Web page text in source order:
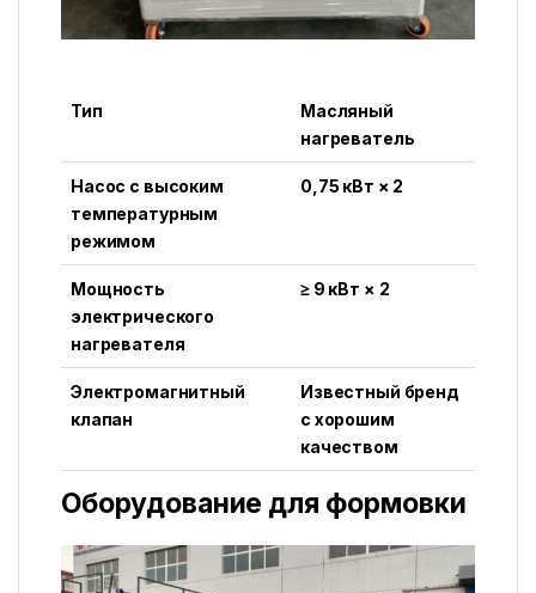
Тип
Масляный
нагреватель
Насос с высоким
температурным
режимом
0,75 кВт × 2
Мощность
электрического
нагревателя
≥ 9 кВт × 2
Электромагнитный
клапан
Известный бренд
с хорошим
качеством
Оборудование для формовки